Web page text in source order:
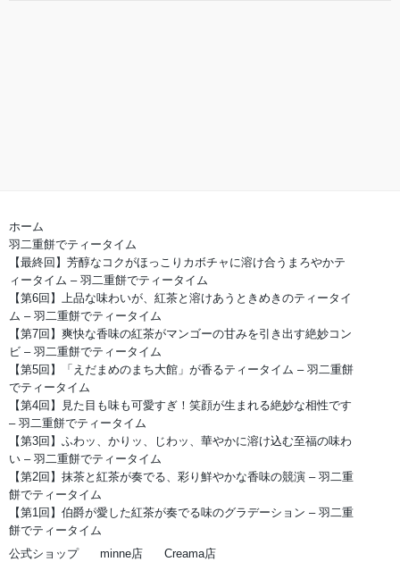
ホーム
羽二重餅でティータイム
【最終回】芳醇なコクがほっこりカボチャに溶け合うまろやかテ
ィータイム – 羽二重餅でティータイム
【第6回】上品な味わいが、紅茶と溶けあうときめきのティータイ
ム – 羽二重餅でティータイム
【第7回】爽快な香味の紅茶がマンゴーの甘みを引き出す絶妙コン
ビ – 羽二重餅でティータイム
【第5回】「えだまめのまち大館」が香るティータイム – 羽二重餅
でティータイム
【第4回】見た目も味も可愛すぎ！笑顔が生まれる絶妙な相性です
– 羽二重餅でティータイム
【第3回】ふわッ、かりッ、じわッ、華やかに溶け込む至福の味わ
い – 羽二重餅でティータイム
【第2回】抹茶と紅茶が奏でる、彩り鮮やかな香味の競演 – 羽二重
餅でティータイム
【第1回】伯爵が愛した紅茶が奏でる味のグラデーション – 羽二重
餅でティータイム
公式ショップ
minne店 Creama店